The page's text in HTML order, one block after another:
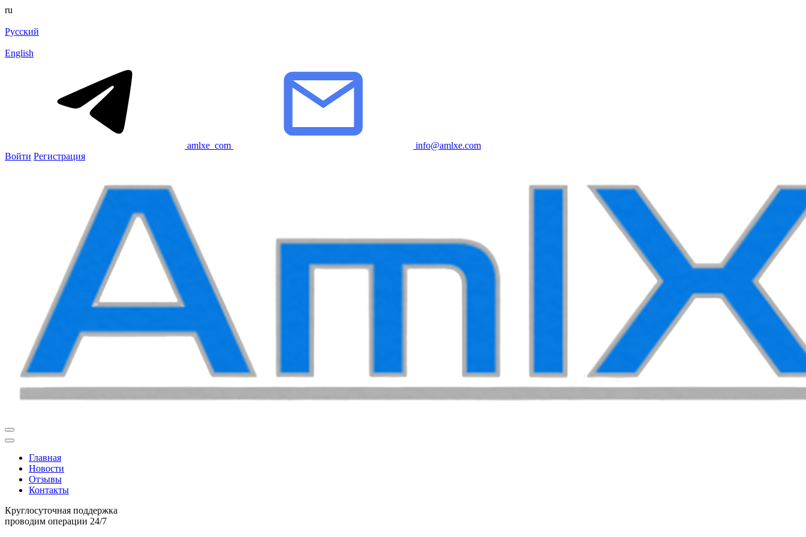
ru
Русский
English
amlxe_com
info@amlxe.com
Войти Регистрация
Главная
Новости
Отзывы
Контакты
Круглосуточная поддержка
проводим операции 24/7